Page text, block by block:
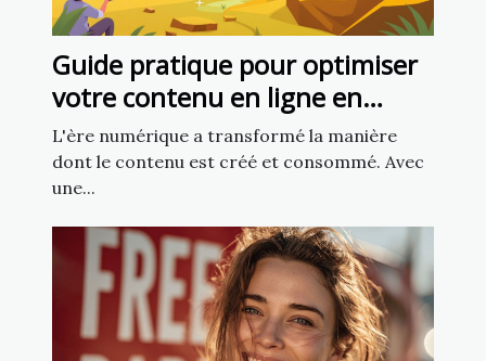
Guide pratique pour optimiser
votre contenu en ligne en
utilisant l'intelligence artificielle
L'ère numérique a transformé la manière
dont le contenu est créé et consommé. Avec
une...